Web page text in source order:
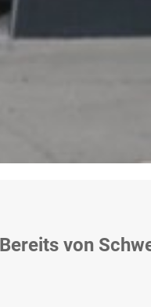
Bereits von